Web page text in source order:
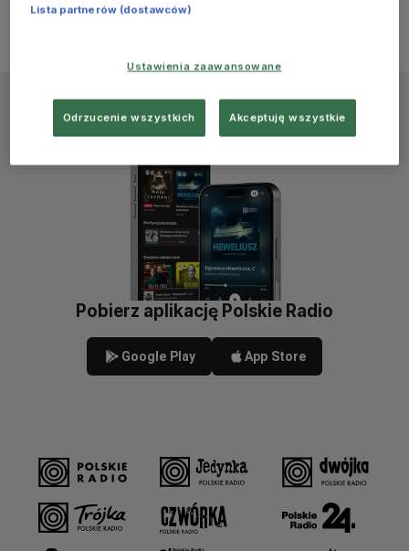
Pobierz aplikację Polskie Radio
Google Play App Store
Lista partnerów (dostawców)
Ustawienia zaawansowane
Odrzucenie wszystkich Akceptuję wszystkie